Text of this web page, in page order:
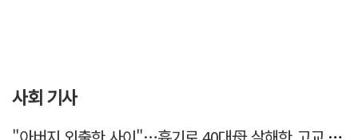
사회 기사